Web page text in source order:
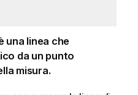
una linea che
da un punto
misura.